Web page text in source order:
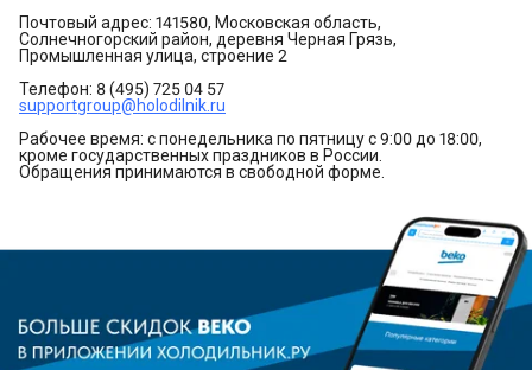
Почтовый адрес: 141580, Московская область,
Солнечногорский район, деревня Черная Грязь,
Промышленная улица, строение 2
Телефон: 8 (495) 725 04 57
supportgroup@holodilnik.ru
Рабочее время: с понедельника по пятницу с 9:00 до 18:00,
кроме государственных праздников в России.
Обращения принимаются в свободной форме.